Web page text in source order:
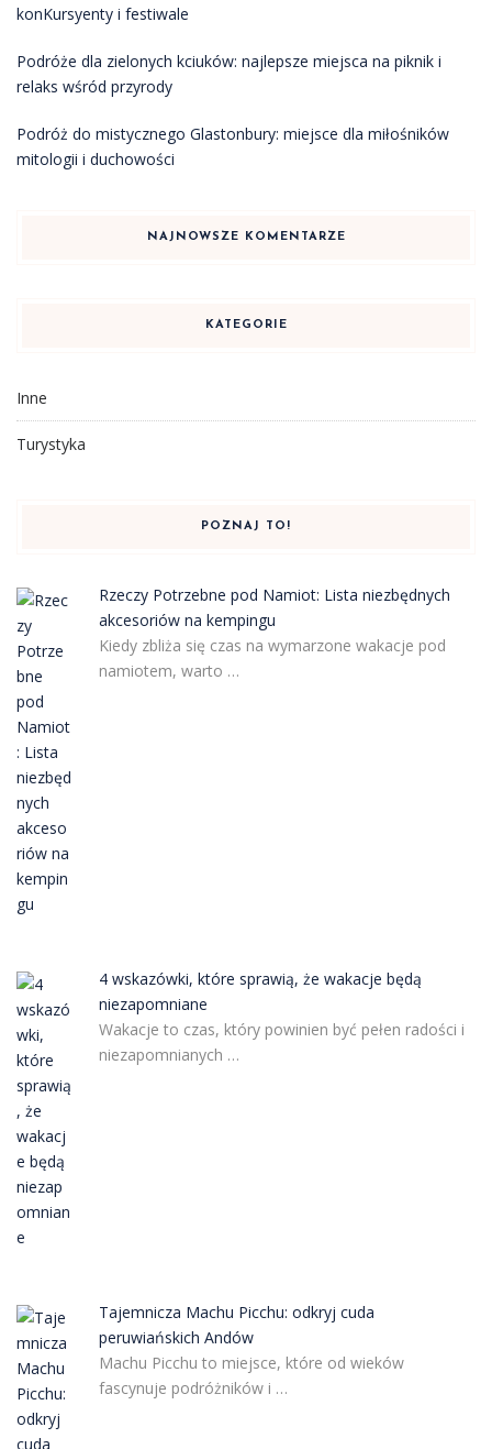
konKursyenty i festiwale
Podróże dla zielonych kciuków: najlepsze miejsca na piknik i
relaks wśród przyrody
Podróż do mistycznego Glastonbury: miejsce dla miłośników
mitologii i duchowości
NAJNOWSZE KOMENTARZE
KATEGORIE
Inne
Turystyka
POZNAJ TO!
Rzeczy Potrzebne pod Namiot: Lista niezbędnych
akcesoriów na kempingu
Kiedy zbliża się czas na wymarzone wakacje pod
namiotem, warto …
4 wskazówki, które sprawią, że wakacje będą
niezapomniane
Wakacje to czas, który powinien być pełen radości i
niezapomnianych …
Tajemnicza Machu Picchu: odkryj cuda
peruwiańskich Andów
Machu Picchu to miejsce, które od wieków
fascynuje podróżników i …